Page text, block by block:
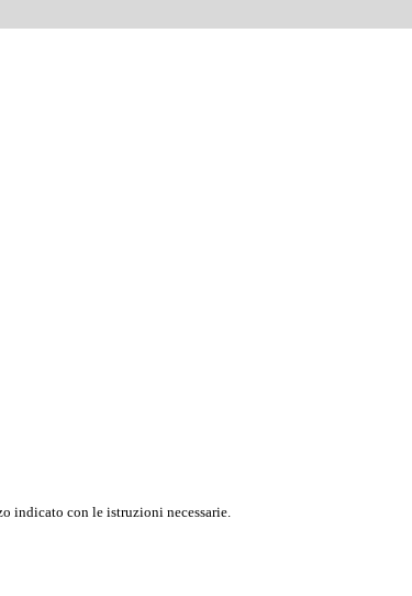
indicato con le istruzioni necessarie.